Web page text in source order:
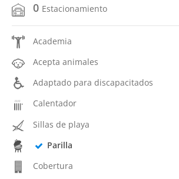
0 Estacionamiento
Academia
Acepta animales
Adaptado para discapacitados
Calentador
Sillas de playa
Parilla
Cobertura